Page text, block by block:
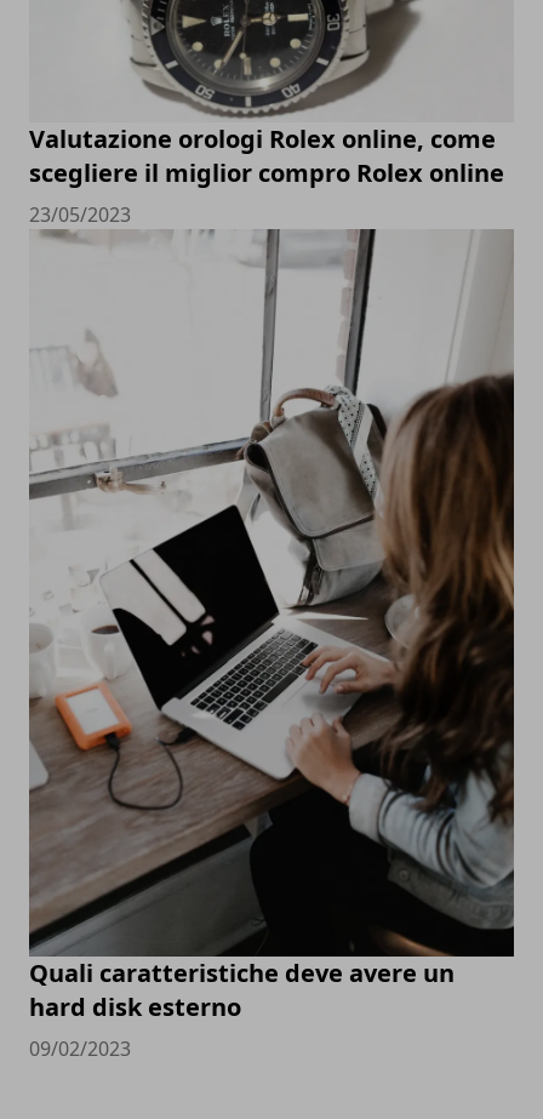
Valutazione orologi Rolex online, come
scegliere il miglior compro Rolex online
23/05/2023
Quali caratteristiche deve avere un
hard disk esterno
09/02/2023